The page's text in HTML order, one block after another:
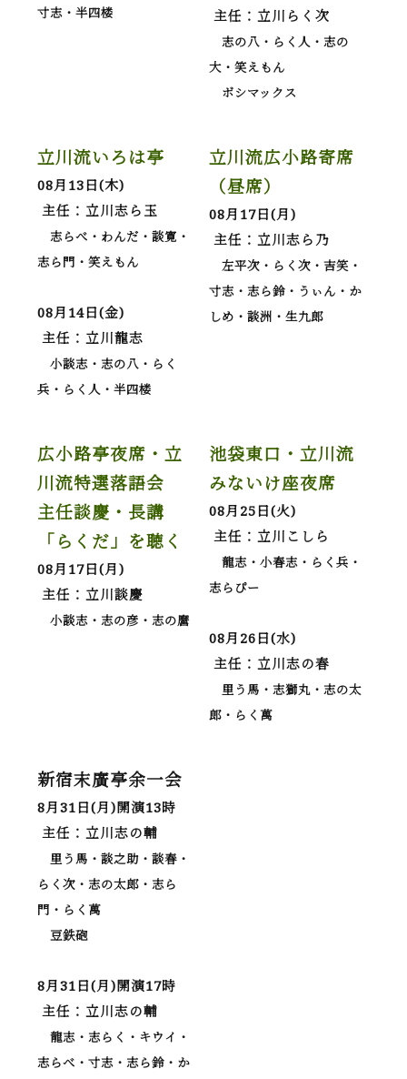
寸志・半四楼
主任：立川らく次
志の八・らく人・志の
大・笑えもん
ボシマックス
立川流いろは亭
08月13日(木)
主任：立川志ら玉
志らべ・わんだ・談寛・
志ら門・笑えもん
08月14日(金)
主任：立川龍志
小談志・志の八・らく
兵・らく人・半四楼
立川流広小路寄席
（昼席）
08月17日(月)
主任：立川志ら乃
左平次・らく次・吉笑・
寸志・志ら鈴・うぃん・か
しめ・談洲・生九郎
広小路亭夜席・立
川流特選落語会
主任談慶・長講
「らくだ」を聴く
08月17日(月)
主任：立川談慶
小談志・志の彦・志の麿
池袋東口・立川流
みないけ座夜席
08月25日(火)
主任：立川こしら
龍志・小春志・らく兵・
志らぴー
08月26日(水)
主任：立川志の春
里う馬・志獅丸・志の太
郎・らく萬
新宿末廣亭余一会
8月31日(月)開演13時
主任：立川志の輔
里う馬・談之助・談春・
らく次・志の太郎・志ら
門・らく萬
豆鉄砲
8月31日(月)開演17時
主任：立川志の輔
龍志・志らく・キウイ・
志らべ・寸志・志ら鈴・か